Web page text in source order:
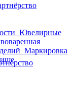
Ювелирные
Маркировка